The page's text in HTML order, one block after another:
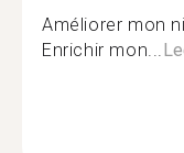
Améliorer mon
Enrichir mon...